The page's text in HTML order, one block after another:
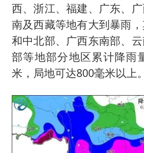
西、浙江、福建、广东、
南及西藏等地有大到暴雨
和中北部、广西东南部、
部等地部分地区累计降雨
米，局地可达800毫米以上。